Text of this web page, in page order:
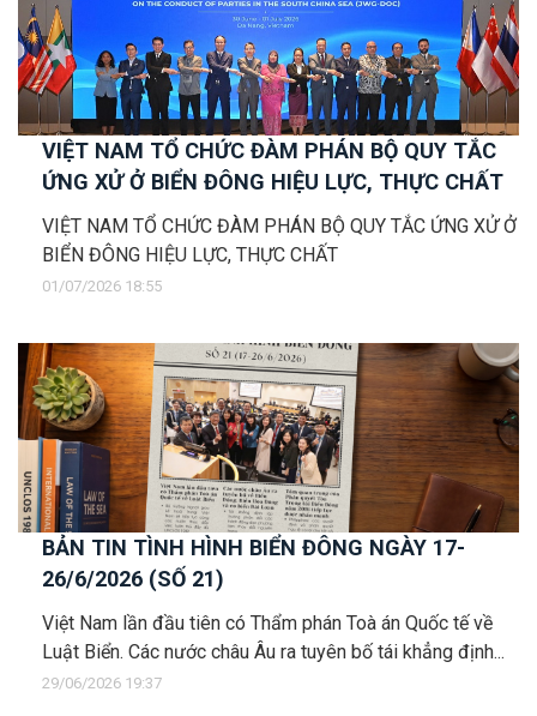
VIỆT NAM TỔ CHỨC ĐÀM PHÁN BỘ QUY TẮC
ỨNG XỬ Ở BIỂN ĐÔNG HIỆU LỰC, THỰC CHẤT
VIỆT NAM TỔ CHỨC ĐÀM PHÁN BỘ QUY TẮC ỨNG XỬ Ở
BIỂN ĐÔNG HIỆU LỰC, THỰC CHẤT
01/07/2026 18:55
BẢN TIN TÌNH HÌNH BIỂN ĐÔNG NGÀY 17-
26/6/2026 (SỐ 21)
Việt Nam lần đầu tiên có Thẩm phán Toà án Quốc tế về
Luật Biển. Các nước châu Âu ra tuyên bố tái khẳng định...
29/06/2026 19:37